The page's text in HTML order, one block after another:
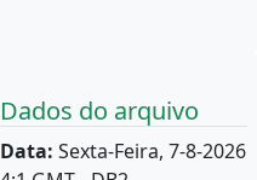
Dados do arquivo
Data: Sexta-Feira, 7-8-2026